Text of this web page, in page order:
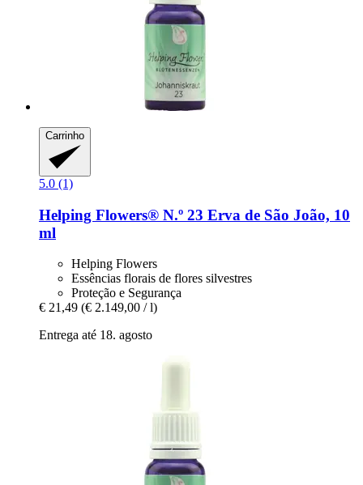
Carrinho
5.0 (1)
Helping Flowers® N.º 23 Erva de São João, 10
ml
Helping Flowers
Essências florais de flores silvestres
Proteção e Segurança
€ 21,49 (€ 2.149,00 / l)
Entrega até 18. agosto